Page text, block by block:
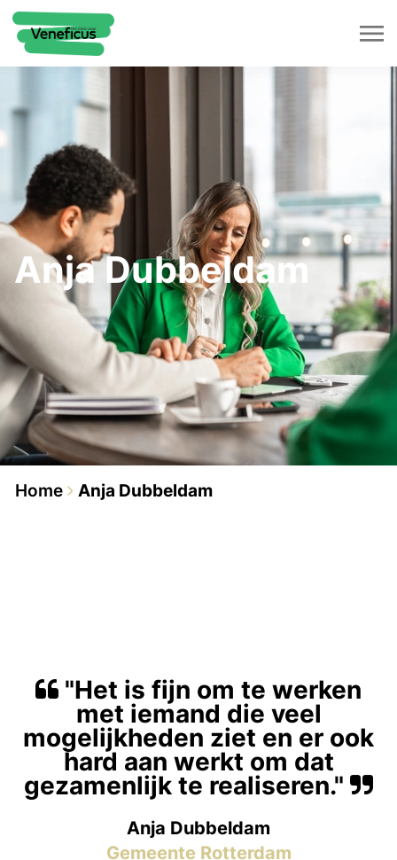
Anja Dubbeldam
Home Anja Dubbeldam
"Het is fijn om te werken
met iemand die veel
mogelijkheden ziet en er ook
hard aan werkt om dat
gezamenlijk te realiseren."
Anja Dubbeldam
Gemeente Rotterdam